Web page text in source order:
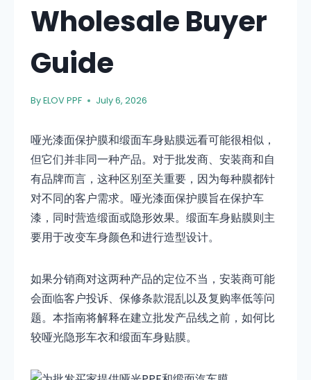
Wholesale Buyer
Guide
ByELOV PPF July 6, 2026
哑光漆面保护膜和缎面车身贴膜远看可能很相似，
但它们并非同一种产品。对于批发商、安装商和自
有品牌而言，这种区别至关重要，因为每种膜都针
对不同的客户需求。哑光漆面保护膜旨在保护车
漆，同时营造缎面或隐形效果。缎面车身贴膜则主
要用于改变车身颜色和进行造型设计。
如果分销商对这两种产品的定位不当，安装商可能
会面临客户投诉、保修条款混乱以及复购率低等问
题。本指南将解释在建立批发产品线之前，如何比
较哑光隐形车衣和缎面车身贴膜。